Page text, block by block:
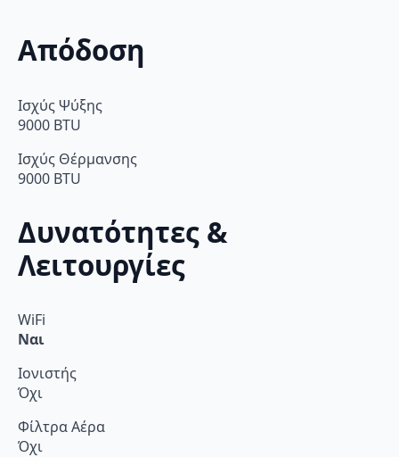
Απόδοση
Ισχύς Ψύξης
9000 BTU
Ισχύς Θέρμανσης
9000 BTU
Δυνατότητες &
Λειτουργίες
WiFi
Ναι
Ιονιστής
Όχι
Φίλτρα Αέρα
Όχι